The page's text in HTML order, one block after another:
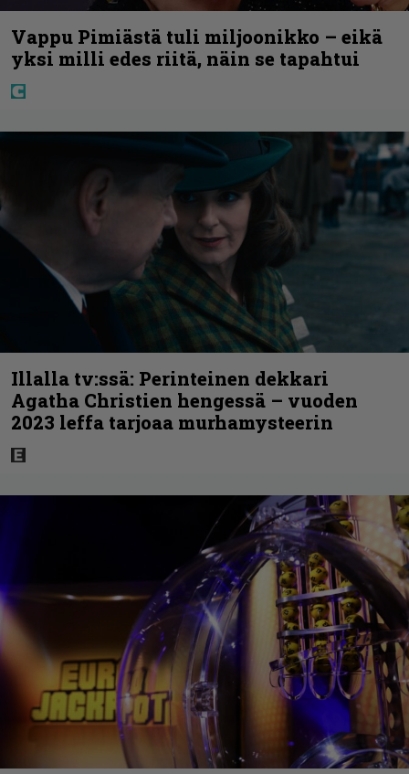
Vappu Pimiästä tuli miljoonikko – eikä
yksi milli edes riitä, näin se tapahtui
Illalla tv:ssä: Perinteinen dekkari
Agatha Christien hengessä – vuoden
2023 leffa tarjoaa murhamysteerin